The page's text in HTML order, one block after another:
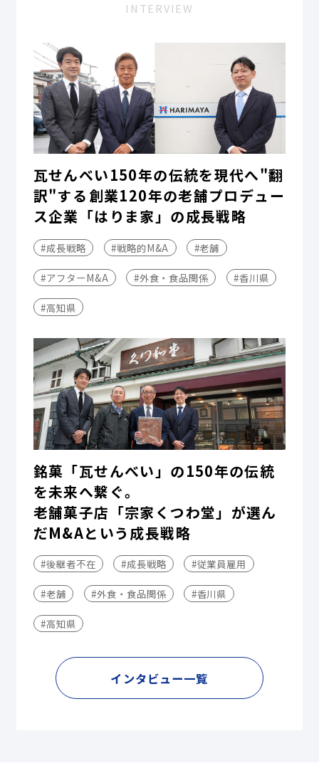
INTERVIEW
瓦せんべい150年の伝統を現代へ"翻
訳"する――創業120年の老舗プロデュー
ス企業「はりま家」の成長戦略
#成長戦略 #戦略的M&A #老舗
#アフターM&A #外食・食品関係 #香川県
#高知県
銘菓「瓦せんべい」の150年の伝統
を未来へ繋ぐ。
老舗菓子店「宗家くつわ堂」が選ん
だM&Aという成長戦略
#後継者不在 #成長戦略 #従業員雇用
#老舗 #外食・食品関係 #香川県
#高知県
インタビュー一覧